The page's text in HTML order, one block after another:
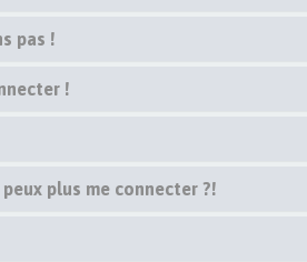
pas !
!
plus me connecter ?!